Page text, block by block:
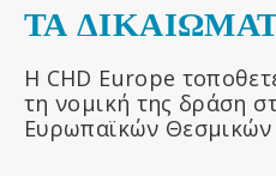
ΤΑ ΔΙΚΑΙΩΜΑΤ
Η CHD Europe
τη νομική της δράση
Ευρωπαϊκών